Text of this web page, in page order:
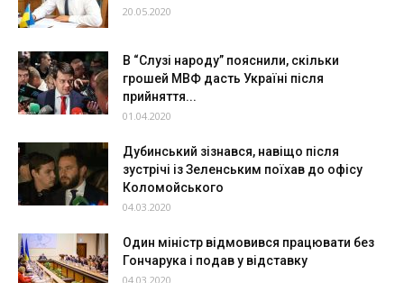
20.05.2020
В “Слузі народу” пояснили, скільки
грошей МВФ дасть Україні після
прийняття...
01.04.2020
Дубинський зізнався, навіщо після
зустрічі із Зеленським поїхав до офісу
Коломойського
04.03.2020
Один міністр відмовився працювати без
Гончарука і подав у відставку
04.03.2020